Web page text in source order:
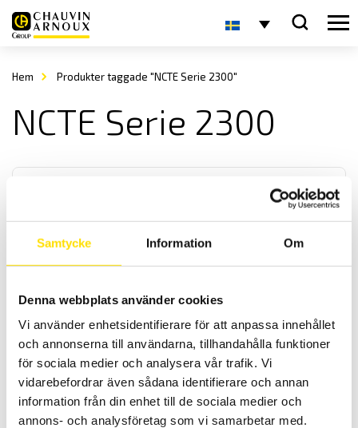
Samtycke Information Om
Denna webbplats använder cookies
Vi använder enhetsidentifierare för att anpassa innehållet
och annonserna till användarna, tillhandahålla funktioner
för sociala medier och analysera vår trafik. Vi
vidarebefordrar även sådana identifierare och annan
information från din enhet till de sociala medier och
annons- och analysföretag som vi samarbetar med.
Hem Produkter taggade "NCTE Serie 2300"
NCTE Serie 2300
kilspår finns med flertal olika kapaciteter [2,5N.m, 5N.m, 10N.m,
LÄS MER